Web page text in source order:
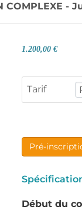
COMPLEXE -
1.200,00 €
Tarif
Pré-
Début du